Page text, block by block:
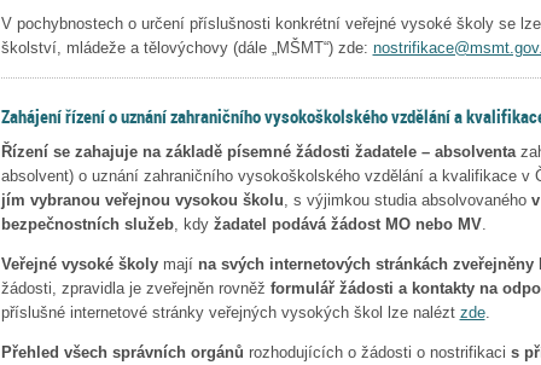
V pochybnostech o určení příslušnosti konkrétní veřejné vysoké školy se
školství, mládeže a tělovýchovy (dále „MŠMT“) zde:
Zahájení řízení o uznání zahraničního vysokoškolského vzdělání a
Řízení se zahajuje na základě písemné žádosti žadatele – absolventa
absolvent) o uznání zahraničního vysokoškolského vzdělání a kvalifikace v
jím vybranou veřejnou vysokou školu , s výjimkou studia absolvovaného
bezpečnostních služeb, kdy žadatel podává žádost MO nebo MV.
Veřejné vysoké školymají na svých internetových stránkách
žádosti, zpravidla je zveřejněn rovněž formulář žádosti a kontakty na
příslušné internetové stránky veřejných vysokých škol lze nalézt zde.
Přehled všech správních orgánů rozhodujících o žádosti o nostrifikaci s